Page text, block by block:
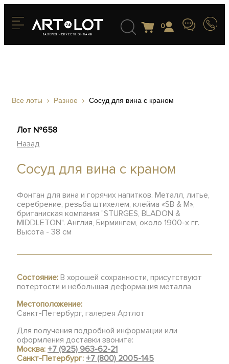
0
Все лоты Разное Сосуд для вина с краном
Лот №658
Назад
Сосуд для вина с краном
Фонтан для вина и горячих напитков. Металл, литье,
серебрение, резьба штихелем, клейма «SB & M»,
британиская компания "STURGES, BLADON &
MIDDLETON". Англия, Бирмингем, около 1900-х гг.
Высота - 38 см
Состояние: В хорошей сохранности, присутствуют
потертости и небольшая деформация металла
Местоположение:
Санкт-Петербург, галерея Артлот
Для получения подробной информации или
оформления доставки звоните:
Москва:+7 (925) 963-62-21
Санкт-Петербург:+7 (800) 2005-145